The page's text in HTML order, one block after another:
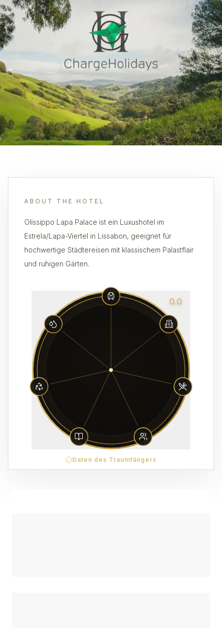
ABOUT THE HOTEL
Olissippo Lapa Palace ist ein Luxushotel im
Estrela/Lapa-Viertel in Lissabon, geeignet für
hochwertige Städtereisen mit klassischem Palastflair
und ruhigen Gärten.
0.0
Daten des Traumfängers